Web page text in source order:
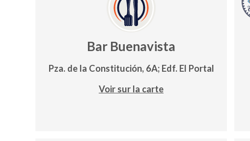
Bar Buenavista
Pza. de la Constitución, 6A; Edf. El Portal
Voir sur la carte